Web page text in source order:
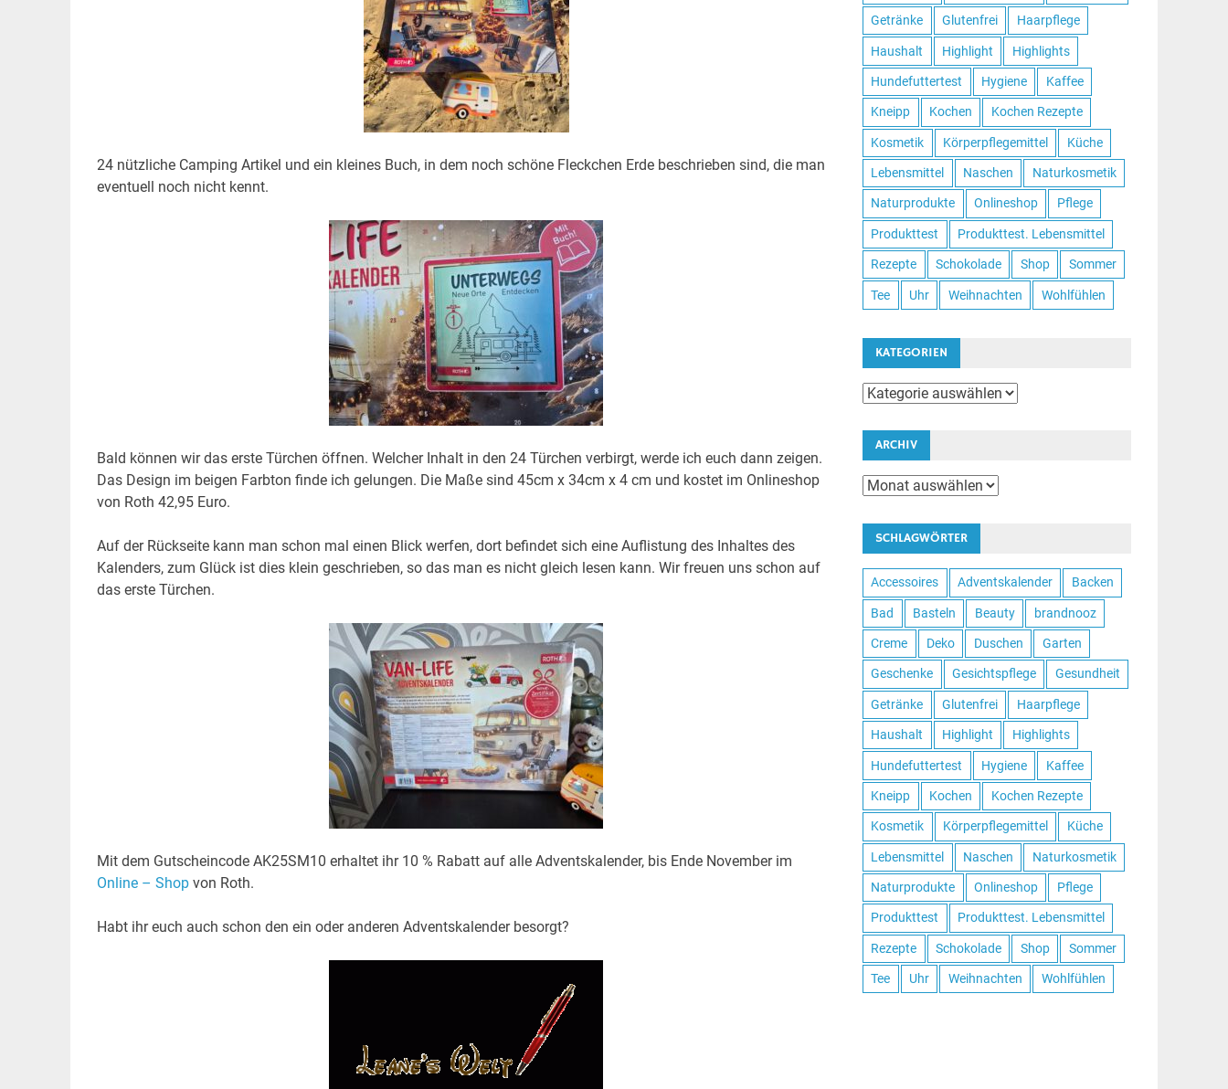
24 nützliche Camping Artikel und ein kleines Buch, in dem noch schöne Fleckchen Erde beschrieben sind, die man
eventuell noch nicht kennt.
Bald können wir das erste Türchen öffnen. Welcher Inhalt in den 24 Türchen verbirgt, werde ich euch dann zeigen.
Das Design im beigen Farbton finde ich gelungen. Die Maße sind 45cm x 34cm x 4 cm und kostet im Onlineshop
von Roth 42,95 Euro.
Auf der Rückseite kann man schon mal einen Blick werfen, dort befindet sich eine Auflistung des Inhaltes des
Kalenders, zum Glück ist dies klein geschrieben, so das man es nicht gleich lesen kann. Wir freuen uns schon auf
das erste Türchen.
Mit dem Gutscheincode AK25SM10 erhaltet ihr 10 % Rabatt auf alle Adventskalender, bis Ende November im
Online – Shopvon Roth.
Habt ihr euch auch schon den ein oder anderen Adventskalender besorgt?
Getränke Glutenfrei Haarpflege
Haushalt Highlight Highlights
Hundefuttertest Hygiene Kaffee
Kneipp Kochen Kochen Rezepte
Kosmetik Körperpflegemittel Küche
Lebensmittel Naschen Naturkosmetik
Naturprodukte Onlineshop Pflege
Produkttest Produkttest. Lebensmittel
Rezepte Schokolade Shop Sommer
Tee Uhr Weihnachten Wohlfühlen
KATEGORIEN
Kategorien
ARCHIV
Archiv
SCHLAGWÖRTER
Accessoires Adventskalender Backen
Bad Basteln Beauty brandnooz
Creme Deko Duschen Garten
Geschenke Gesichtspflege Gesundheit
Getränke Glutenfrei Haarpflege
Haushalt Highlight Highlights
Hundefuttertest Hygiene Kaffee
Kneipp Kochen Kochen Rezepte
Kosmetik Körperpflegemittel Küche
Lebensmittel Naschen Naturkosmetik
Naturprodukte Onlineshop Pflege
Produkttest Produkttest. Lebensmittel
Rezepte Schokolade Shop Sommer
Tee Uhr Weihnachten Wohlfühlen